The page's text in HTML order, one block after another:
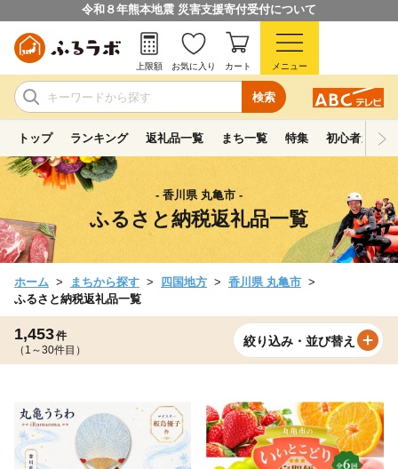
令和８年熊本地震 災害支援寄付受付について
検索
上限額 お気に入り カート メニュー
トップ ランキング 返礼品一覧 まち一覧 特集 初心者ガイド
- 香川県 丸亀市 -
ふるさと納税返礼品一覧
ホーム まちから探す 四国地方
香川県 丸亀市
ふるさと納税返礼品一覧
1,453件
（1～30件目）
絞り込み・並び替え